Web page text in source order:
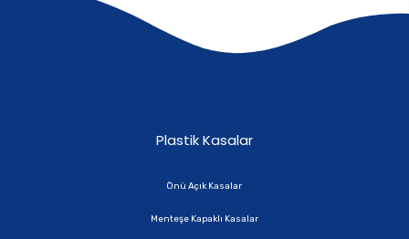
Plastik Kasalar
Önü Açık Kasalar
Menteşe Kapaklı Kasalar